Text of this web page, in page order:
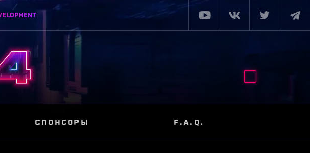
СПОНСОРЫ F.A.Q.